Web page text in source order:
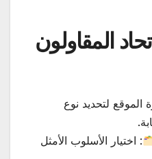
المقاولون
الموقع لتحديد نوع
: اختيار الأسلوب الأمثل